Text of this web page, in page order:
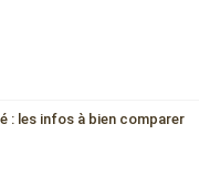
: les infos à bien comparer